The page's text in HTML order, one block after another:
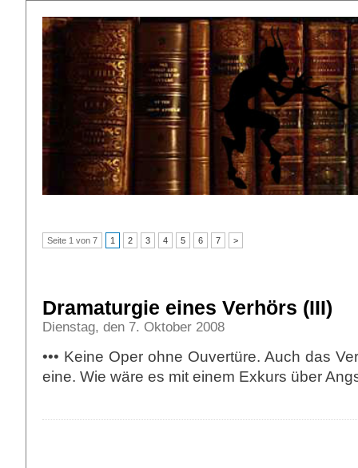
Seite 1 von 7 1 2 3 4 5 6 7 >
Dramaturgie eines Verhörs (III)
Dienstag, den 7. Oktober 2008
••• Keine Oper ohne Ouvertüre. Auch das
eine. Wie wäre es mit einem Exkurs über